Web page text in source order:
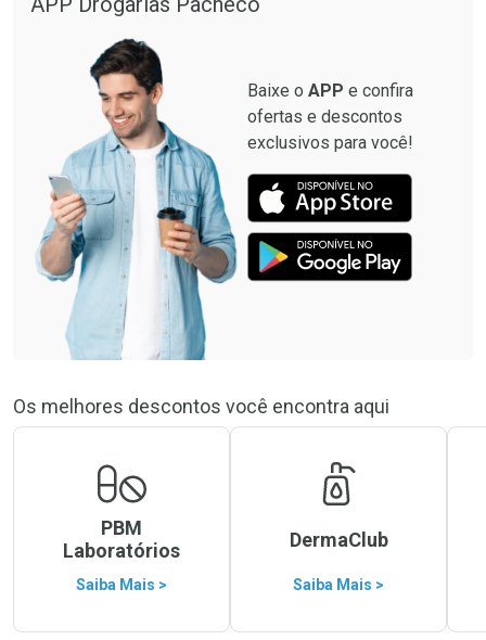
Baixe o APP e confira
ofertas e descontos
exclusivos para você!
Os melhores descontos você encontra aqui
PBM
Laboratórios
Saiba Mais >
DermaClub
Saiba Mais >